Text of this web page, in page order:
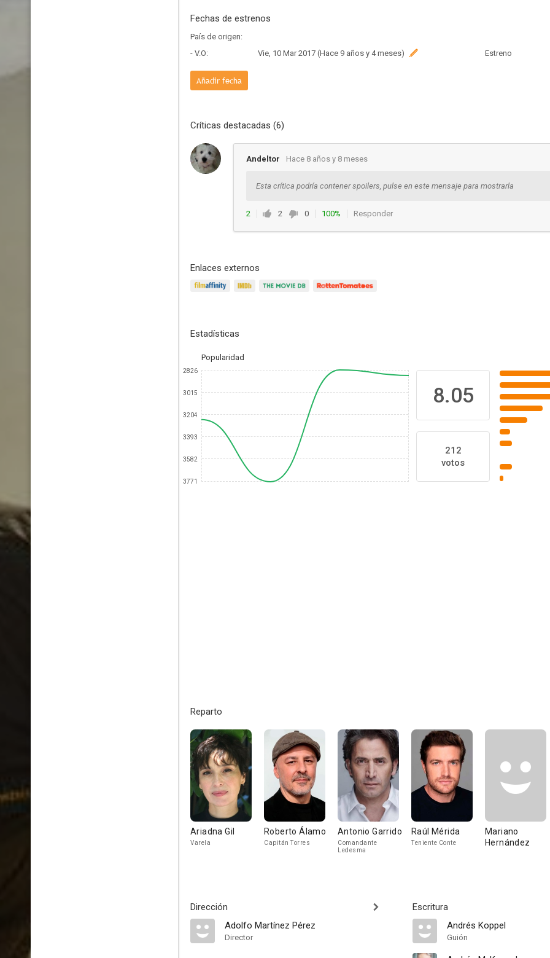
Fechas de estrenos
País de origen:
- V.O:
Vie, 10 Mar 2017 (Hace 9 años y 4 meses) Estreno
Añadir fecha
Críticas destacadas (6)
Andeltor Hace 8 años y 8 meses
Esta crítica podría contener spoilers, pulse en este mensaje para mostrarla
2 2 0 100% Responder
Enlaces externos
Estadísticas
Popularidad
2826
3015
3204
3393
3582
3771
8.05
212
votos
Reparto
Ariadna Gil
Varela
Roberto Álamo
Capitán Torres
Antonio Garrido
Comandante
Ledesma
Raúl Mérida
Teniente Conte
Mariano
Hernández
Dirección
Adolfo Martínez Pérez
Director
Escritura
Andrés Koppel
Guión